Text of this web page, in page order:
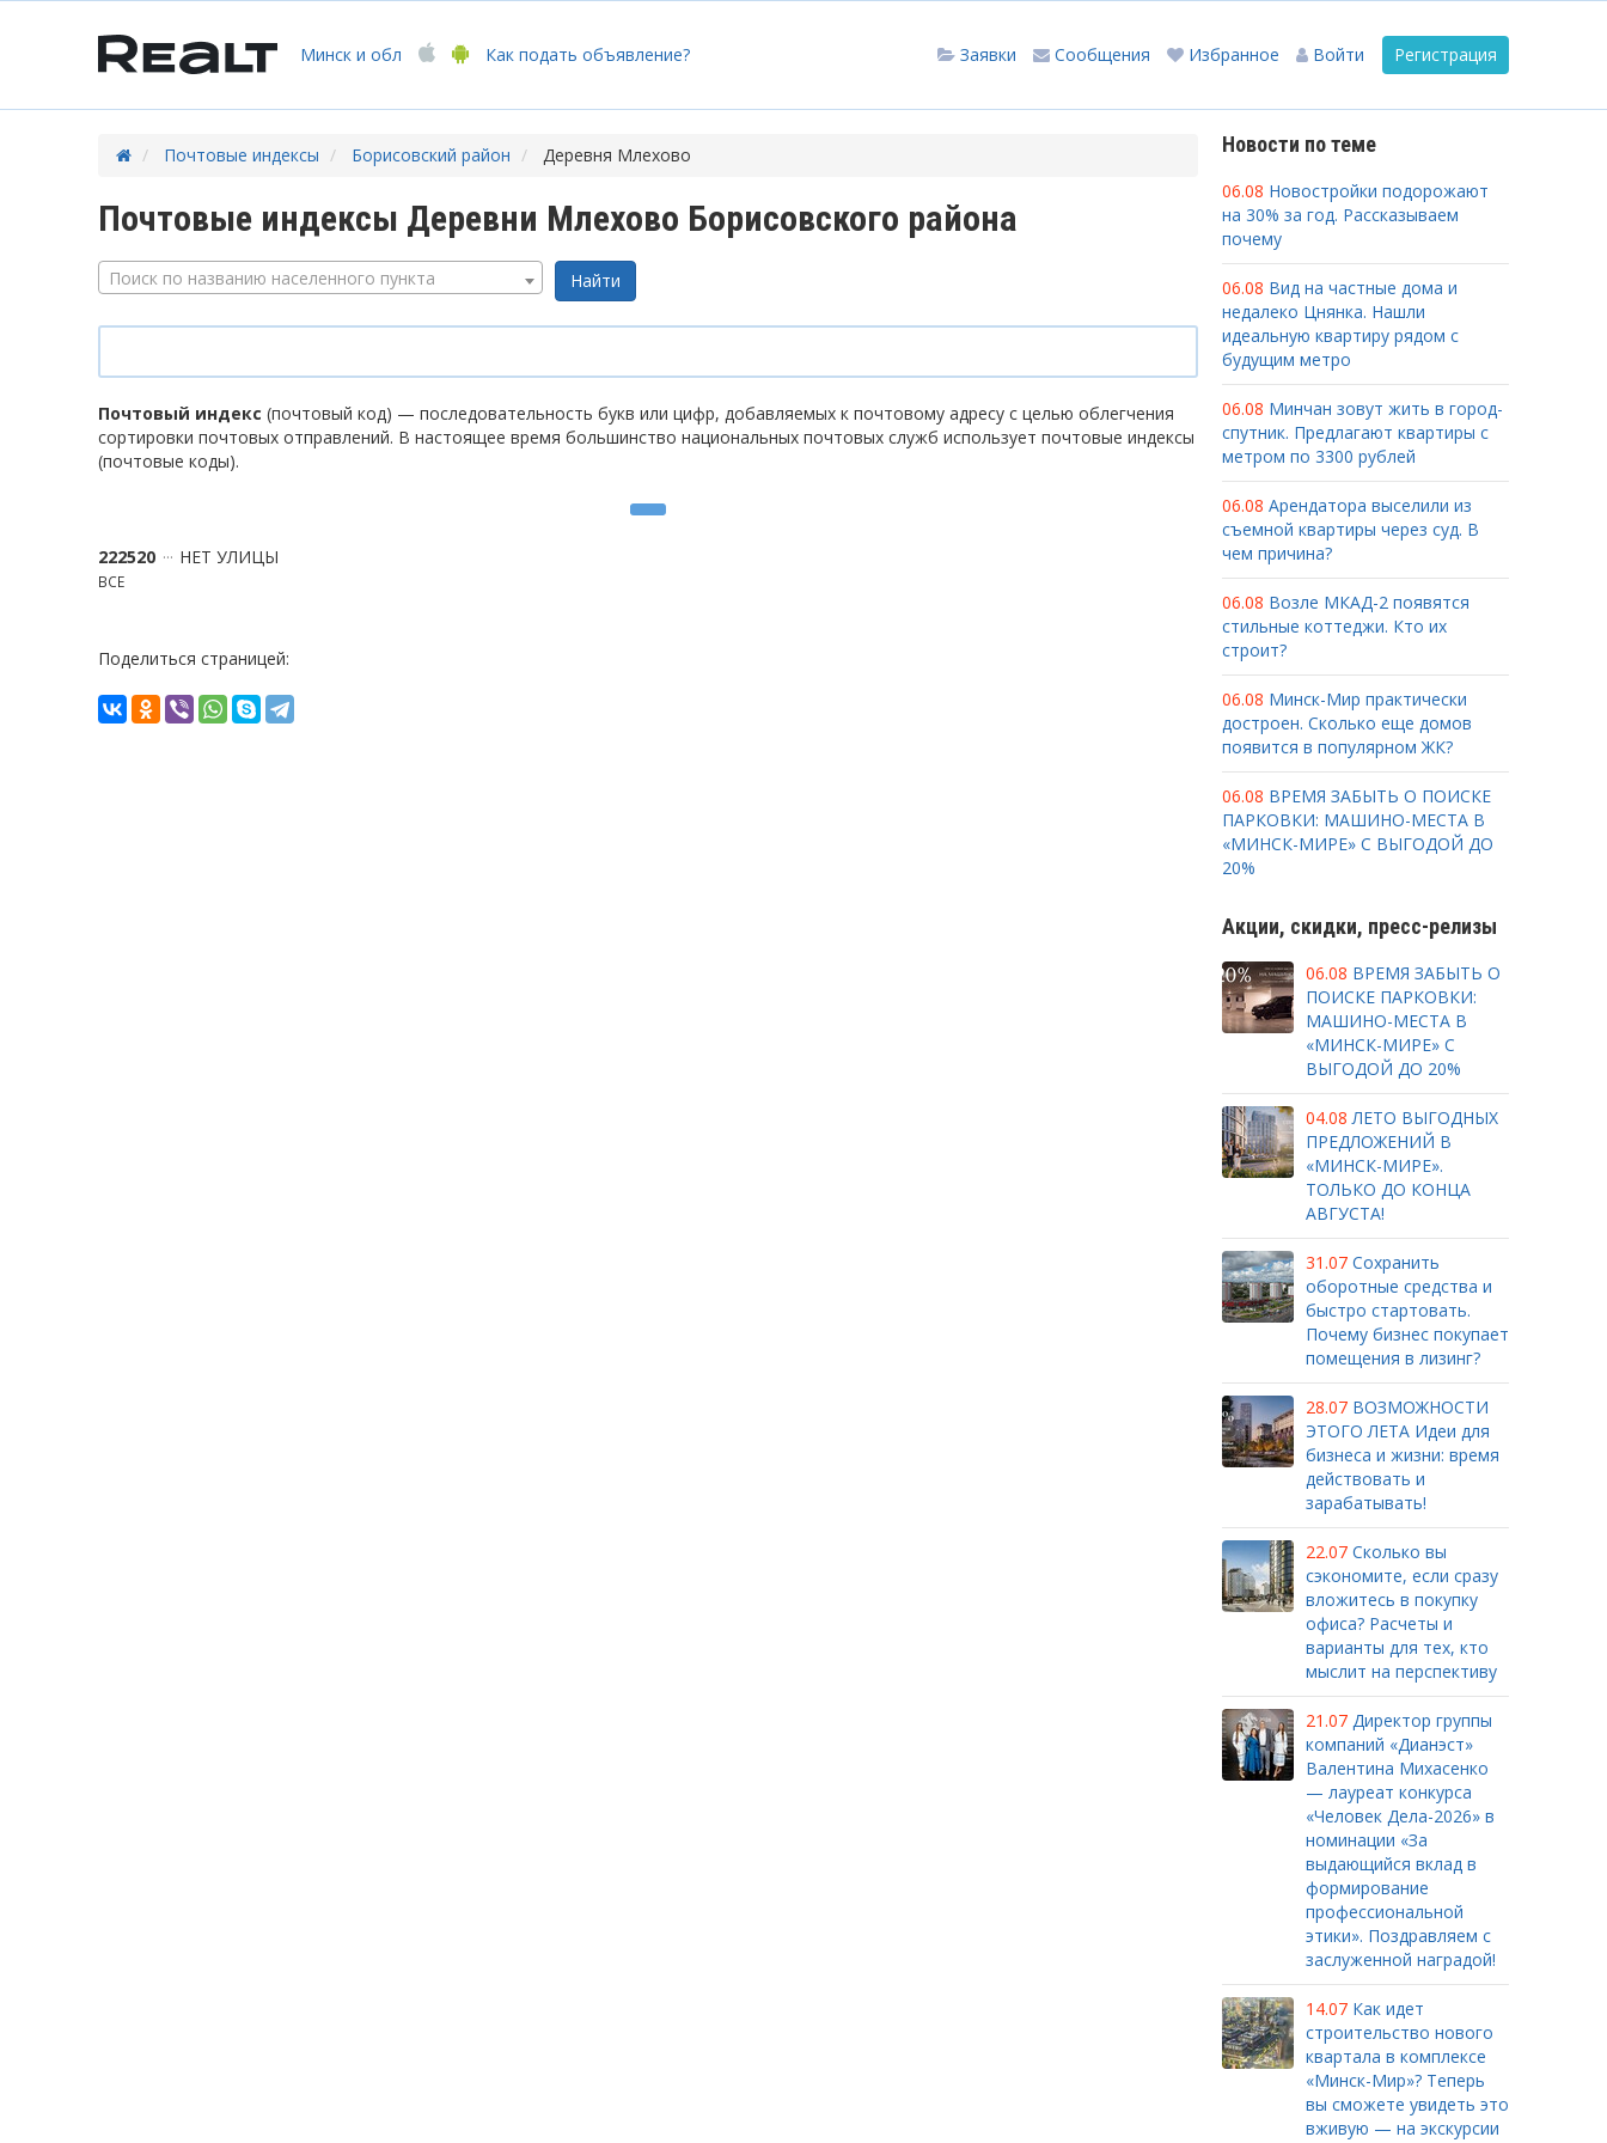
Минск и обл Как подать объявление? Регистрация
Войти
Избранное
Сообщения
Заявки
Почтовые индексы Борисовский район Деревня Млехово
Почтовые индексы Деревни Млехово Борисовского района
Поиск по названию населенного пункта
Почтовый индекс (почтовый код) — последовательность букв или цифр, добавляемых к почтовому адресу с целью облегчения
сортировки почтовых отправлений. В настоящее время большинство национальных почтовых служб использует почтовые индексы
(почтовые коды).
222520 НЕТ УЛИЦЫ
ВСЕ
Поделиться страницей:
Новости по теме
06.08 Новостройки подорожают
на 30% за год. Рассказываем
почему
06.08 Вид на частные дома и
недалеко Цнянка. Нашли
идеальную квартиру рядом с
будущим метро
06.08 Минчан зовут жить в город-
спутник. Предлагают квартиры с
метром по 3300 рублей
06.08 Арендатора выселили из
съемной квартиры через суд. В
чем причина?
06.08 Возле МКАД-2 появятся
стильные коттеджи. Кто их
строит?
06.08 Минск-Мир практически
достроен. Сколько еще домов
появится в популярном ЖК?
06.08 ВРЕМЯ ЗАБЫТЬ О ПОИСКЕ
ПАРКОВКИ: МАШИНО-МЕСТА В
«МИНСК-МИРЕ» С ВЫГОДОЙ ДО
20%
Акции, скидки, пресс-релизы
06.08 ВРЕМЯ ЗАБЫТЬ О
ПОИСКЕ ПАРКОВКИ:
МАШИНО-МЕСТА В
«МИНСК-МИРЕ» С
ВЫГОДОЙ ДО 20%
04.08 ЛЕТО ВЫГОДНЫХ
ПРЕДЛОЖЕНИЙ В
«МИНСК-МИРЕ».
ТОЛЬКО ДО КОНЦА
АВГУСТА!
31.07 Сохранить
оборотные средства и
быстро стартовать.
Почему бизнес покупает
помещения в лизинг?
28.07 ВОЗМОЖНОСТИ
ЭТОГО ЛЕТА Идеи для
бизнеса и жизни: время
действовать и
зарабатывать!
22.07 Сколько вы
сэкономите, если сразу
вложитесь в покупку
офиса? Расчеты и
варианты для тех, кто
мыслит на перспективу
21.07 Директор группы
компаний «Дианэст»
Валентина Михасенко
— лауреат конкурса
«Человек Дела-2026» в
номинации «За
выдающийся вклад в
формирование
профессиональной
этики». Поздравляем с
заслуженной наградой!
14.07 Как идет
строительство нового
квартала в комплексе
«Минск-Мир»? Теперь
вы сможете увидеть это
вживую — на экскурсии